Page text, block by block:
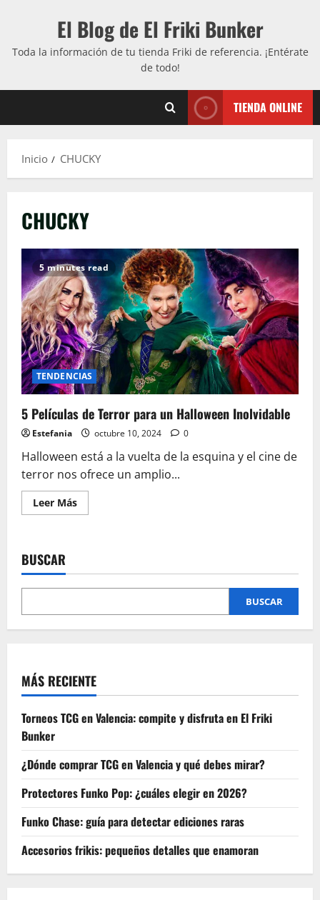
El Blog de El Friki Bunker
Toda la información de tu tienda Friki de referencia. ¡Entérate
de todo!
TIENDA ONLINE
Inicio CHUCKY
CHUCKY
5 minutes read
TENDENCIAS
5 Películas de Terror para un Halloween Inolvidable
Estefania octubre 10, 2024 0
Halloween está a la vuelta de la esquina y el cine de
terror nos ofrece un amplio...
Leer MásLeer
más
Terror
un
Inolvidable
BUSCAR
BUSCAR
MÁS RECIENTE
Torneos TCG en Valencia: compite y disfruta en El Friki
Bunker
¿Dónde comprar TCG en Valencia y qué debes mirar?
Protectores Funko Pop: ¿cuáles elegir en 2026?
Funko Chase: guía para detectar ediciones raras
Accesorios frikis: pequeños detalles que enamoran